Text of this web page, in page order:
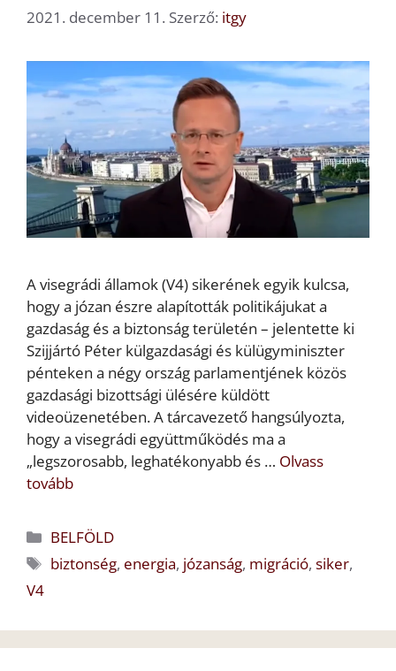
2021. december 11. Szerző: itgy
A visegrádi államok (V4) sikerének egyik kulcsa,
hogy a józan észre alapították politikájukat a
gazdaság és a biztonság területén – jelentette ki
Szijjártó Péter külgazdasági és külügyminiszter
pénteken a négy ország parlamentjének közös
gazdasági bizottsági ülésére küldött
videoüzenetében. A tárcavezető hangsúlyozta,
hogy a visegrádi együttműködés ma a
„legszorosabb, leghatékonyabb és … Olvass
tovább
Kategória
BELFÖLD
Címkék
biztonség, energia, józanság, migráció,siker,
V4